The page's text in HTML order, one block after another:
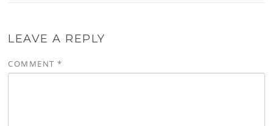
LEAVE A REPLY
COMMENT*